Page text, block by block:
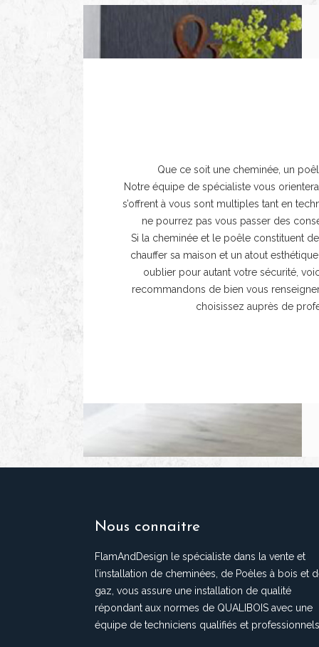
Que ce soit une cheminée, un
Notre équipe de spécialiste vous
s’offrent à vous sont multiples tant en
ne pourrez pas vous passer des
Si la cheminée et le poêle constituent
chauffer sa maison et un atout
oublier pour autant votre sécurité,
recommandons de bien vous
choisissez auprès de
Nous connaitre
FlamAndDesign le spécialiste dans la vente et
l’installation de cheminées, de Poèles à bois et
gaz, vous assure une installation de qualité
répondant aux normes de QUALIBOIS avec une
équipe de techniciens qualifiés et